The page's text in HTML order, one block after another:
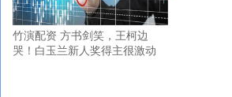
竹演配资 方书剑笑，王柯边
哭！白玉兰新人奖得主很激动